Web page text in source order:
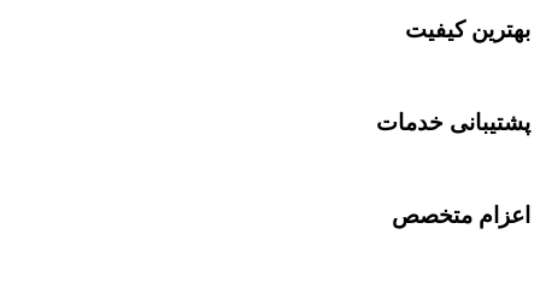
بهترین کیفیت
پشتیبانی خدمات
اعزام متخصص